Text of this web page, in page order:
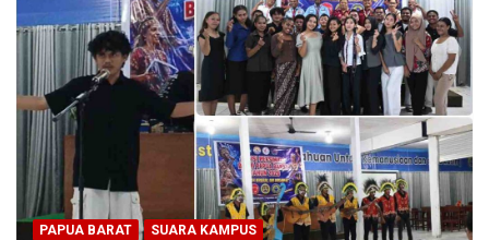
PAPUA BARAT SUARA KAMPUS